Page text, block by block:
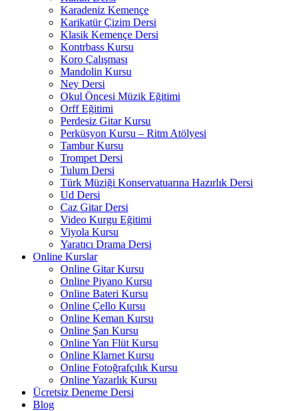
Karadeniz Kemençe
Karikatür Çizim Dersi
Klasik Kemençe Dersi
Kontrbass Kursu
Koro Çalışması
Mandolin Kursu
Ney Dersi
Okul Öncesi Müzik Eğitimi
Orff Eğitimi
Perdesiz Gitar Kursu
Perküsyon Kursu – Ritm Atölyesi
Tambur Kursu
Trompet Dersi
Tulum Dersi
Türk Müziği Konservatuarına Hazırlık Dersi
Ud Dersi
Caz Gitar Dersi
Video Kurgu Eğitimi
Viyola Kursu
Yaratıcı Drama Dersi
Online Kurslar
Online Gitar Kursu
Online Piyano Kursu
Online Bateri Kursu
Online Çello Kursu
Online Keman Kursu
Online Şan Kursu
Online Yan Flüt Kursu
Online Klarnet Kursu
Online Fotoğrafçılık Kursu
Online Yazarlık Kursu
Ücretsiz Deneme Dersi
Blog